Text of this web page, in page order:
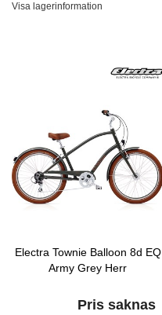
Visa lagerinformation
Electra Townie Balloon 8d EQ
Army Grey Herr
Pris saknas